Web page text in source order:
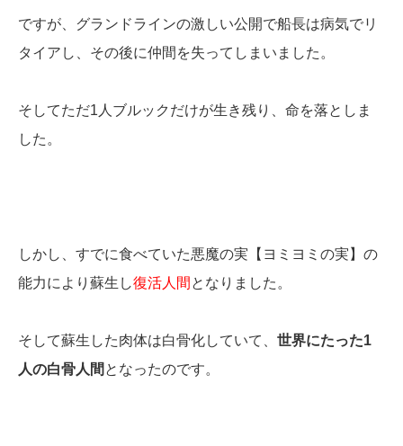
ですが、グランドラインの激しい公開で船長は病気でリ
タイアし、その後に仲間を失ってしまいました。
そしてただ1人ブルックだけが生き残り、命を落としま
した。
しかし、すでに食べていた悪魔の実【ヨミヨミの実】の
能力により蘇生し復活人間 となりました。
そして蘇生した肉体は白骨化していて、 世界にたった1
人の白骨人間 となったのです。